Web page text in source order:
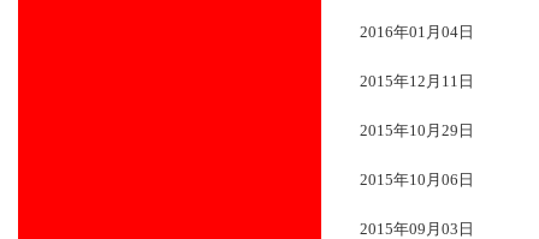
2016年01月04日
2015年12月11日
2015年10月29日
2015年10月06日
2015年09月03日